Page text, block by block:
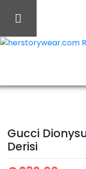
Gucci
Derisi